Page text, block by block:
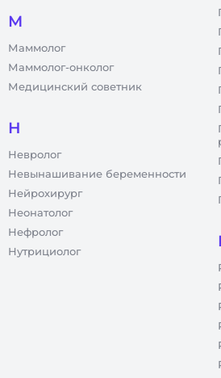
М
Маммолог
Маммолог-онколог
Медицинский советник
Н
Невролог
Невынашивание беременности
Нейрохирург
Неонатолог
Нефролог
Нутрициолог